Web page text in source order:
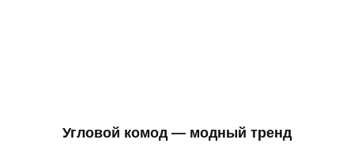
Угловой комод — модный тренд